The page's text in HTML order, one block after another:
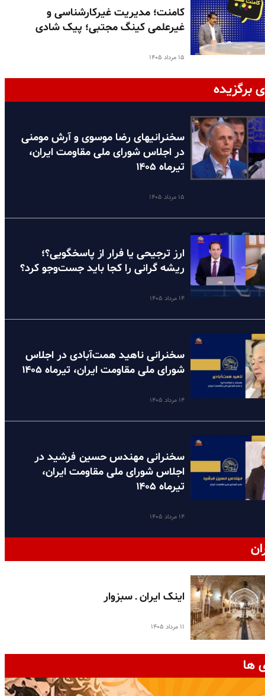
کامنت؛ مدیریت غیرکارشناسی و
غیرعلمی کینگ مجتبی؛ پیک شادی
۱۵ مرداد ۱۴۰۵
برگزیده
سخنرانیهای رضا موسوی و آرش مومنی
در اجلاس شورای ملی مقاومت ایران،
تیرماه ۱۴۰۵
۱۵ مرداد ۱۴۰۵
ارز ترجیحی یا فرار از پاسخگویی؟؛
ریشه گرانی را کجا باید جست‌وجو کرد؟
۱۴ مرداد ۱۴۰۵
سخنرانی ناهید همت‌آبادی در اجلاس
شورای ملی مقاومت ایران، تیرماه ۱۴۰۵
۱۴ مرداد ۱۴۰۵
سخنرانی مهندس حسین فرشید در
اجلاس شورای ملی مقاومت ایران،
تیرماه ۱۴۰۵
۱۴ مرداد ۱۴۰۵
اینک ایران ـ سبزوار
۱۱ مرداد ۱۴۰۵
ها